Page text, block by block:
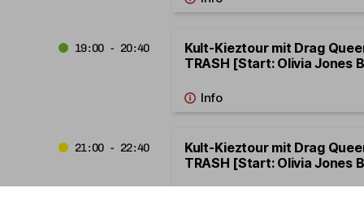
19:00 - 20:40
Kult-Kieztour mit Drag
TRASH [Start: Olivia Jones
21:00 - 22:40
Kult-Kieztour mit Drag
TRASH [Start: Olivia Jones